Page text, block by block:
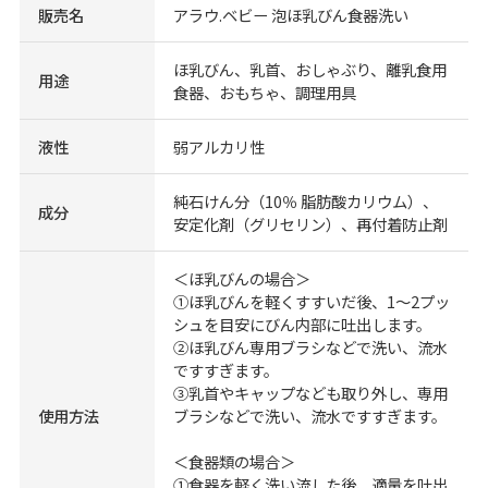
販売名 アラウ.ベビー 泡ほ乳びん食器洗い
用途
ほ乳びん、乳首、おしゃぶり、離乳食用
食器、おもちゃ、調理用具
液性 弱アルカリ性
成分
純石けん分（10％ 脂肪酸カリウム）、
安定化剤（グリセリン）、再付着防止剤
使用方法
＜ほ乳びんの場合＞
①ほ乳びんを軽くすすいだ後、1～2プッ
シュを目安にびん内部に吐出します。
②ほ乳びん専用ブラシなどで洗い、流水
ですすぎます。
③乳首やキャップなども取り外し、専用
ブラシなどで洗い、流水ですすぎます。
＜食器類の場合＞